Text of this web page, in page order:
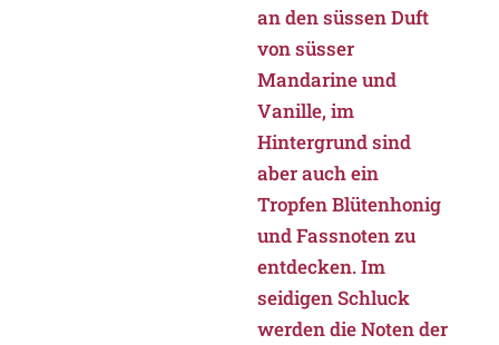
an den süssen Duft
von süsser
Mandarine und
Vanille, im
Hintergrund sind
aber auch ein
Tropfen Blütenhonig
und Fassnoten zu
entdecken. Im
seidigen Schluck
werden die Noten der